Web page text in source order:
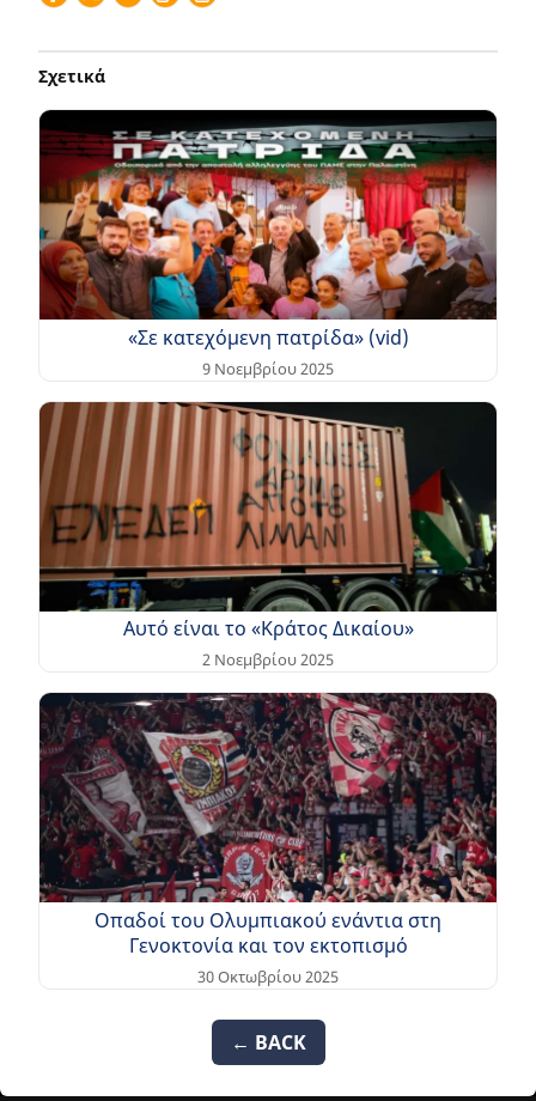
Σχετικά
«Σε κατεχόμενη πατρίδα» (vid)
9 Νοεμβρίου 2025
Αυτό είναι το «Κράτος Δικαίου»
2 Νοεμβρίου 2025
Οπαδοί του Ολυμπιακού ενάντια στη
Γενοκτονία και τον εκτοπισμό
30 Οκτωβρίου 2025
← BACK